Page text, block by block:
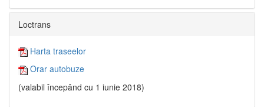
Loctrans
Harta traseelor
Orar autobuze
(valabil începând cu 1 iunie 2018)